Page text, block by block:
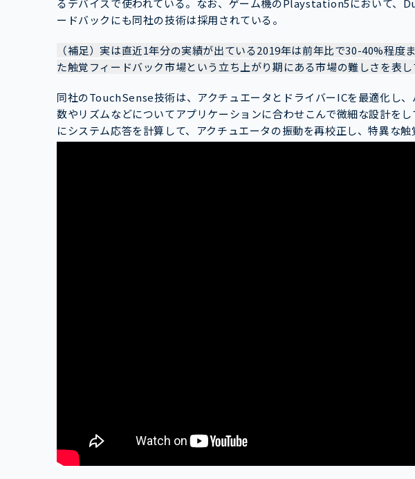
るデバイスで使われている。なお、ゲーム機のPlaystation5において、
ードバックにも同社の技術は採用されている。
（補足）実は直近1年分の実績が出ている2019年は前年比で30-40%程度
た触覚フィードバック市場という立ち上がり期にある市場の難しさを表し
同社のTouchSense技術は、アクチュエータとドライバーICを最適化し
数やリズムなどについてアプリケーションに合わせこんで微細な設計を
にシステム応答を計算して、アクチュエータの振動を再校正し、特異な触